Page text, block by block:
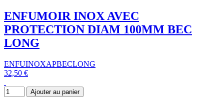
ENFUMOIR INOX AVEC
PROTECTION DIAM 100MM BEC
LONG
ENFUINOXAPBECLONG
32,50 €
Ajouter au panier